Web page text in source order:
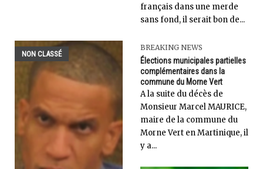
français dans une merde
sans fond, il serait bon de...
NON CLASSÉ
BREAKING NEWS
Élections municipales partielles
complémentaires dans la
commune du Morne Vert
A la suite du décès de
Monsieur Marcel MAURICE,
maire de la commune du
Morne Vert en Martinique, il
y a...